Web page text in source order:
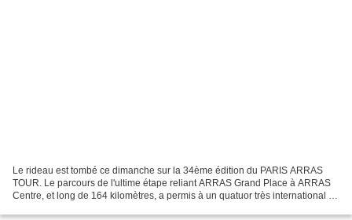
Le rideau est tombé ce dimanche sur la 34ème édition du PARIS ARRAS
TOUR. Le parcours de l'ultime étape reliant ARRAS Grand Place à ARRAS
Centre, et long de 164 kilomètres, a permis à un quatuor très international de